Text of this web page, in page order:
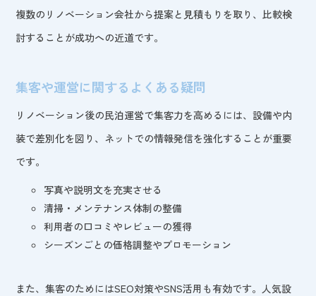
複数のリノベーション会社から提案と見積もりを取り、比較検
討することが成功への近道です。
集客や運営に関するよくある疑問
リノベーション後の民泊運営で集客力を高めるには、設備や内
装で差別化を図り、ネットでの情報発信を強化することが重要
です。
写真や説明文を充実させる
清掃・メンテナンス体制の整備
利用者の口コミやレビューの獲得
シーズンごとの価格調整やプロモーション
また、集客のためにはSEO対策やSNS活用も有効です。人気設